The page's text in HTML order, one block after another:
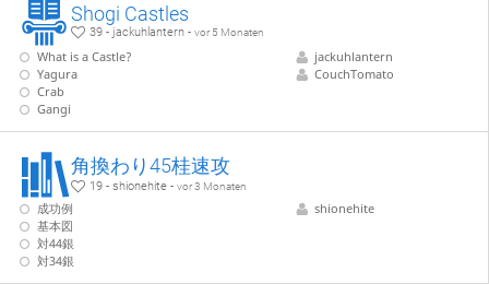
Shogi Castles
39 - jackuhlantern -vor 5 Monaten
What is a Castle?
Yagura
Crab
Gangi
jackuhlantern
CouchTomato
角換わり45桂速攻
19 - shionehite -vor 3 Monaten
成功例
基本図
対44銀
対34銀
shionehite